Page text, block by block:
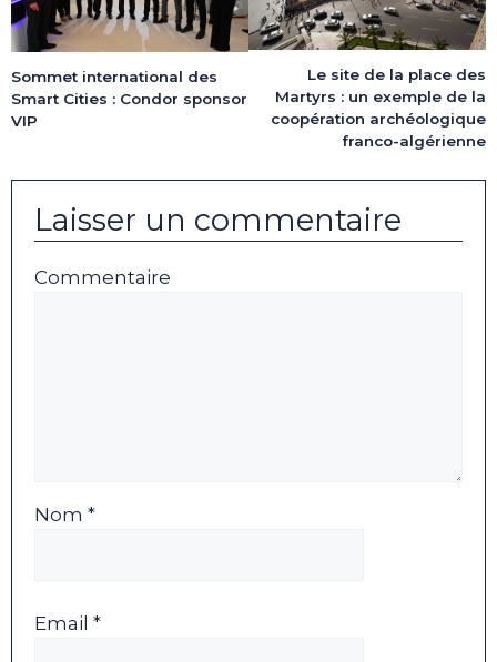
Sommet international des
Smart Cities : Condor sponsor
VIP
Le site de la place des
Martyrs : un exemple de la
coopération archéologique
franco-algérienne
Laisser un commentaire
Commentaire
Nom *
Email *